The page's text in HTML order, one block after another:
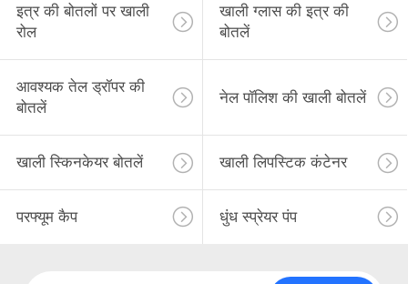
इत्र की बोतलों पर खाली
रोल
खाली ग्लास की इत्र की
बोतलें
आवश्यक तेल ड्रॉपर की
बोतलें
नेल पॉलिश की खाली बोतलें
खाली स्किनकेयर बोतलें खाली लिपस्टिक कंटेनर
परफ्यूम कैप धुंध स्प्रेयर पंप